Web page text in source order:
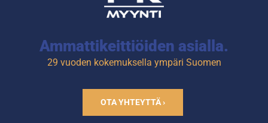
Ammattikeittiöiden asialla.
29 vuoden kokemuksella ympäri Suomen
OTA YHTEYTTÄ ›